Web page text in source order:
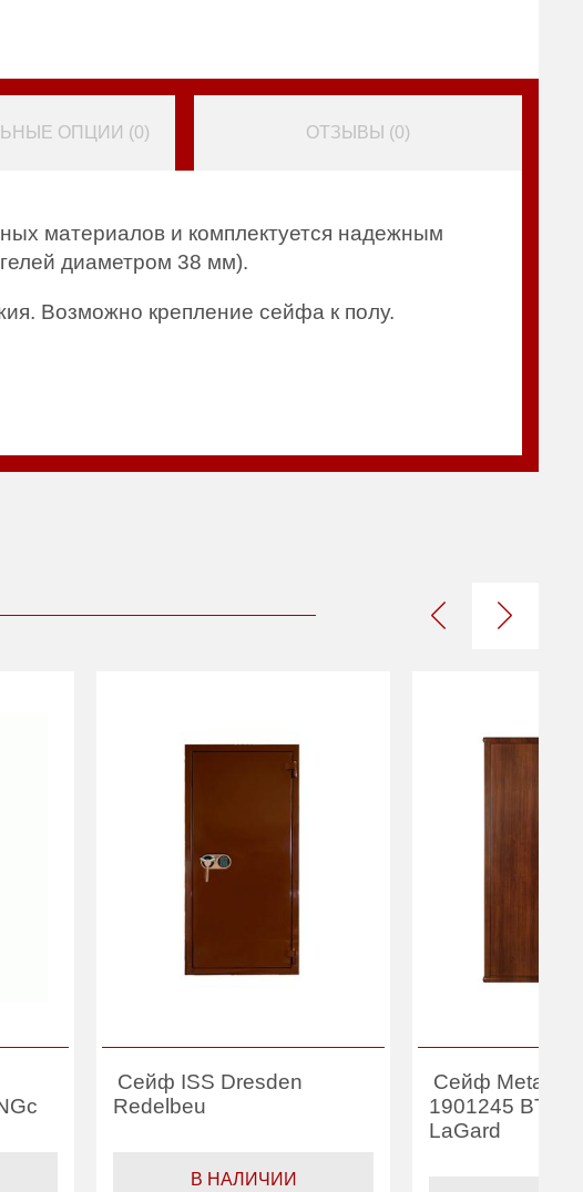
ОПЦИИ (0) ОТЗЫВЫ (0)
материалов и комплектуется надежным
диаметром 38 мм).
Возможно крепление сейфа к полу.
Сейф ISS Dresden
Redelbeu
В НАЛИЧИИ
Сейф Metalk
1901245 BTL
LaGard